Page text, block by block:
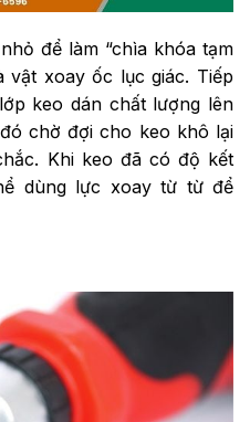
để làm “chìa khóa tạm
vật xoay ốc lục giác. Tiếp
keo dán chất lượng lên
chờ đợi cho keo khô lại
Khi keo đã có độ kết
dùng lực xoay từ từ để